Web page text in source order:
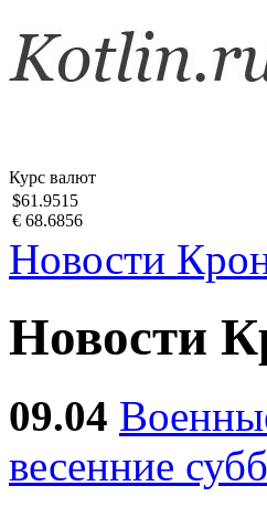
Курс валют
$61.9515
€ 68.6856
Новости
Новости
09.04
весенние